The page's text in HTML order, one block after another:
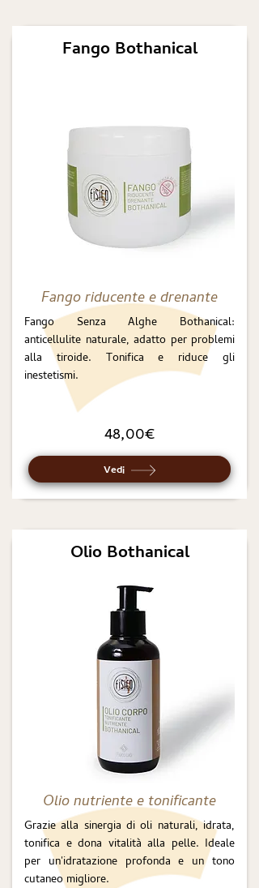
Fango Bothanical
Fango riducente e drenante
Fango Senza Alghe Bothanical:
anticellulite naturale, adatto per problemi
alla tiroide. Tonifica e riduce gli
inestetismi.
48,00€
Vedi
Olio Bothanical
Olio nutriente e tonificante
Grazie alla sinergia di oli naturali, idrata,
tonifica e dona vitalità alla pelle. Ideale
per un'idratazione profonda e un tono
cutaneo migliore.